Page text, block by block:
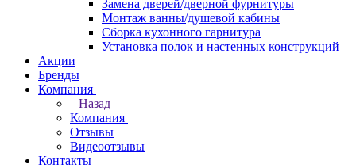
Замена дверей/дверной фурнитуры
Монтаж ванны/душевой кабины
Сборка кухонного гарнитура
Установка полок и настенных конструкций
Акции
Бренды
Компания
Назад
Компания
Отзывы
Видеоотзывы
Контакты